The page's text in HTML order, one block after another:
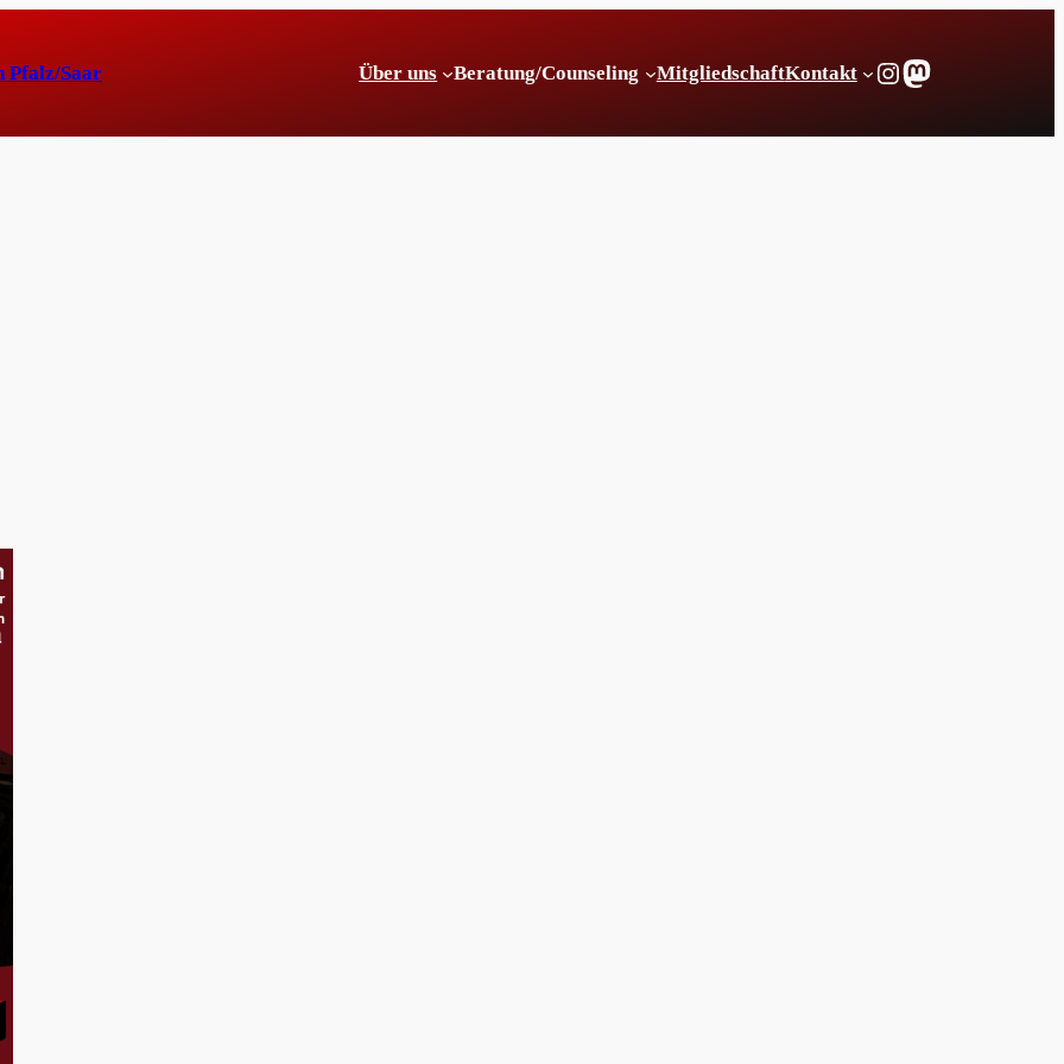
Pfalz/Saar Über uns Beratung/Counseling MitgliedschaftKontakt Instagram
Mastodon